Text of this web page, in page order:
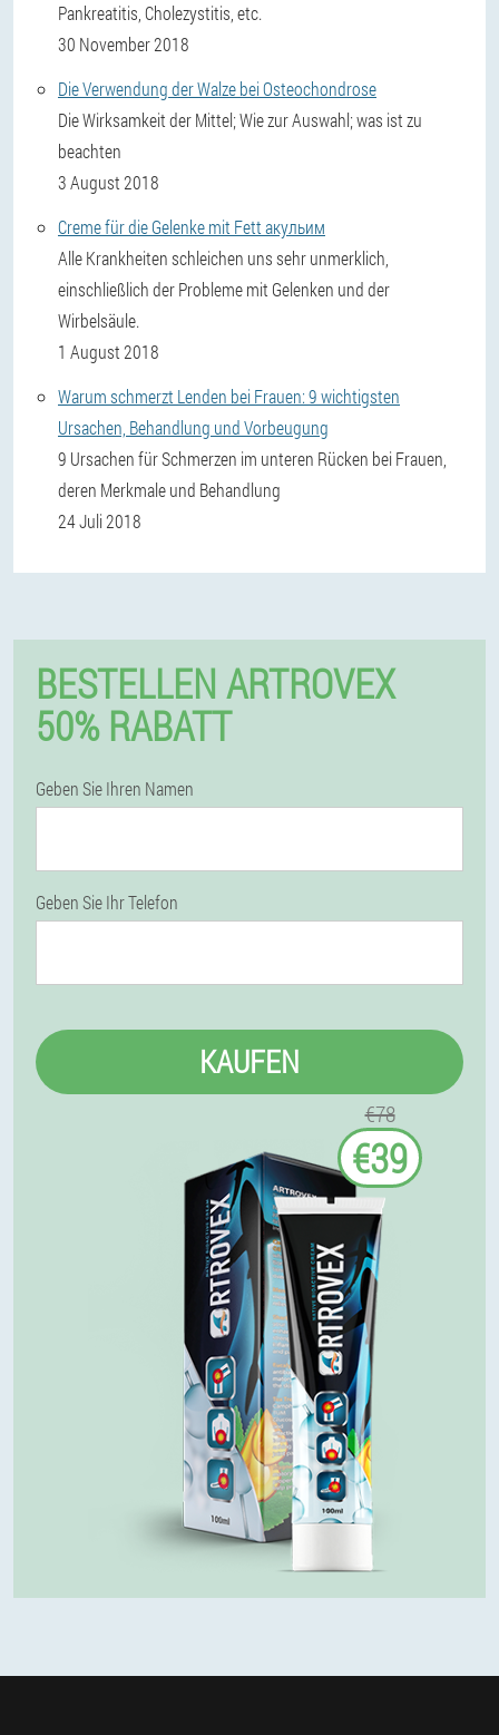
Pankreatitis, Cholezystitis, etc.
30 November 2018
Die Verwendung der Walze bei Osteochondrose
Die Wirksamkeit der Mittel; Wie zur Auswahl; was ist zu
beachten
3 August 2018
Creme für die Gelenke mit Fett акульим
Alle Krankheiten schleichen uns sehr unmerklich,
einschließlich der Probleme mit Gelenken und der
Wirbelsäule.
1 August 2018
Warum schmerzt Lenden bei Frauen: 9 wichtigsten
Ursachen, Behandlung und Vorbeugung
9 Ursachen für Schmerzen im unteren Rücken bei Frauen,
deren Merkmale und Behandlung
24 Juli 2018
BESTELLEN ARTROVEX
50% RABATT
Geben Sie Ihren Namen
Geben Sie Ihr Telefon
KAUFEN
€78
€39